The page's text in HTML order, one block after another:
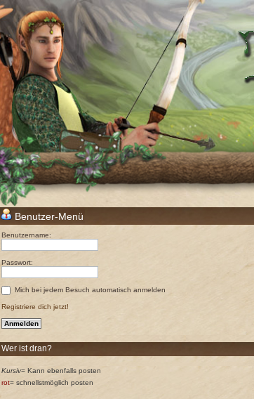
Benutzer-Menü
Benutzername:
Passwort:
Mich bei jedem Besuch automatisch anmelden
Registriere dich jetzt!
Wer ist dran?
Kursiv= Kann ebenfalls posten
rot= schnellstmöglich posten